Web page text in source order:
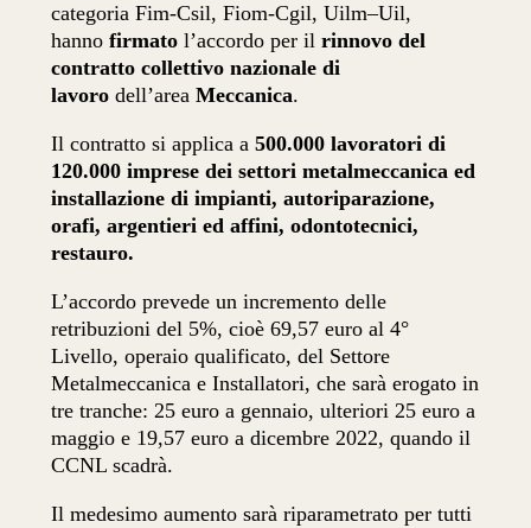
categoria Fim-Csil, Fiom-Cgil, Uilm–Uil,
hannofirmato l’accordo per il rinnovo del
contratto collettivo nazionale di
lavoro dell’areaMeccanica.
Il contratto si applica a500.000 lavoratori di
120.000 imprese dei settori metalmeccanica ed
installazione di impianti, autoriparazione,
orafi, argentieri ed affini, odontotecnici,
restauro.
L’accordo prevede un incremento delle
retribuzioni del 5%, cioè 69,57 euro al 4°
Livello, operaio qualificato, del Settore
Metalmeccanica e Installatori, che sarà erogato in
tre tranche: 25 euro a gennaio, ulteriori 25 euro a
maggio e 19,57 euro a dicembre 2022, quando il
CCNL scadrà.
Il medesimo aumento sarà riparametrato per tutti